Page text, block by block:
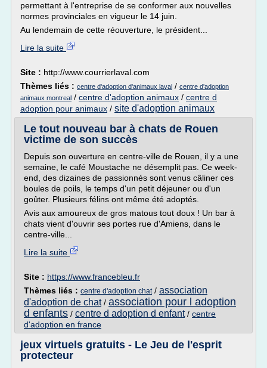
permettant à l'entreprise de se conformer aux nouvelles
normes provinciales en vigueur le 14 juin.
Au lendemain de cette réouverture, le président...
Lire la suite
Site : http://www.courrierlaval.com
Thèmes liés : centre d'adoption d'animaux laval / centre d'adoption
animaux montreal / centre d'adoption animaux / centre d
adoption pour animaux / site d'adoption animaux
Le tout nouveau bar à chats de Rouen
victime de son succès
Depuis son ouverture en centre-ville de Rouen, il y a une
semaine, le café Moustache ne désemplit pas. Ce week-
end, des dizaines de passionnés sont venus câliner ces
boules de poils, le temps d'un petit déjeuner ou d'un
goûter. Plusieurs félins ont même été adoptés.
Avis aux amoureux de gros matous tout doux ! Un bar à
chats vient d'ouvrir ses portes rue d'Amiens, dans le
centre-ville...
Lire la suite
Site : https://www.francebleu.fr
Thèmes liés : centre d'adoption chat/ association
d'adoption de chat/ association pour l adoption
d enfants / centre d adoption d enfant/ centre
d'adoption en france
jeux virtuels gratuits - Le Jeu de l'esprit
protecteur